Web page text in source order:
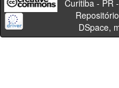
DSpace,